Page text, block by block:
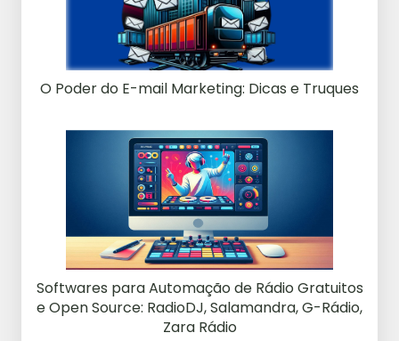
O Poder do E-mail Marketing: Dicas e Truques
Softwares para Automação de Rádio Gratuitos
e Open Source: RadioDJ, Salamandra, G-Rádio,
Zara Rádio